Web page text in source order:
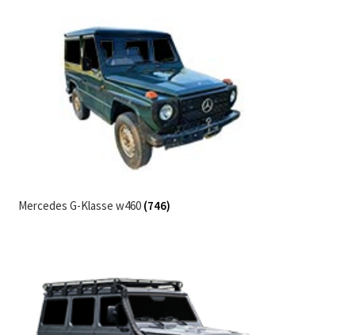
Mercedes G-Klasse w460 (746)